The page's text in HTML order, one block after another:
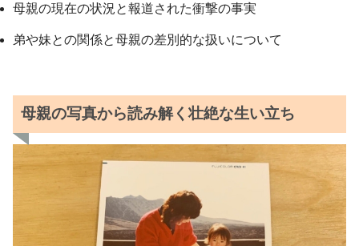
母親の現在の状況と報道された衝撃の事実
弟や妹との関係と母親の差別的な扱いについて
母親の写真から読み解く壮絶な生い立ち